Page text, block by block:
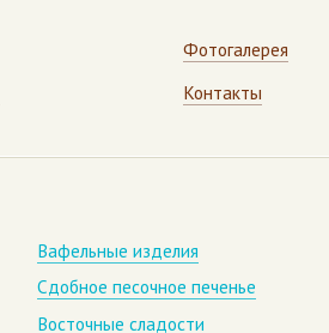
Фотогалерея
Контакты
Вафельные изделия
Сдобное песочное печенье
Восточные сладости